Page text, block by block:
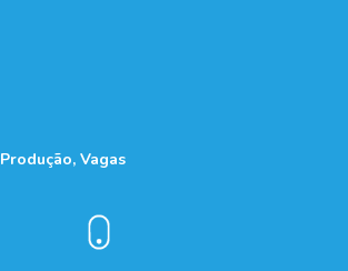
Produção, Vagas